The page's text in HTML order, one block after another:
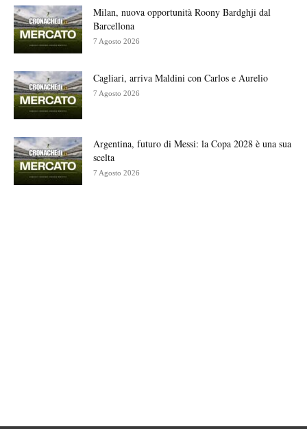
Milan, nuova opportunità Roony Bardghji dal
Barcellona
7 Agosto 2026
Cagliari, arriva Maldini con Carlos e Aurelio
7 Agosto 2026
Argentina, futuro di Messi: la Copa 2028 è una sua
scelta
7 Agosto 2026